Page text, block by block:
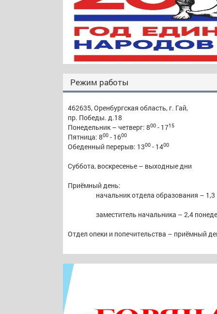
Режим работы
462635, Оренбургская область, г. Гай,
пр. Победы. д.18
Понедельник – четверг: 800 - 1715
Пятница: 800 - 1600
Обеденный перерыв: 1300 - 1400
Суббота, воскресенье – выходные дни
Приёмный день:
начальник отдела образования –
заместитель начальника – 2,4
Отдел опеки и попечительства – приёмный